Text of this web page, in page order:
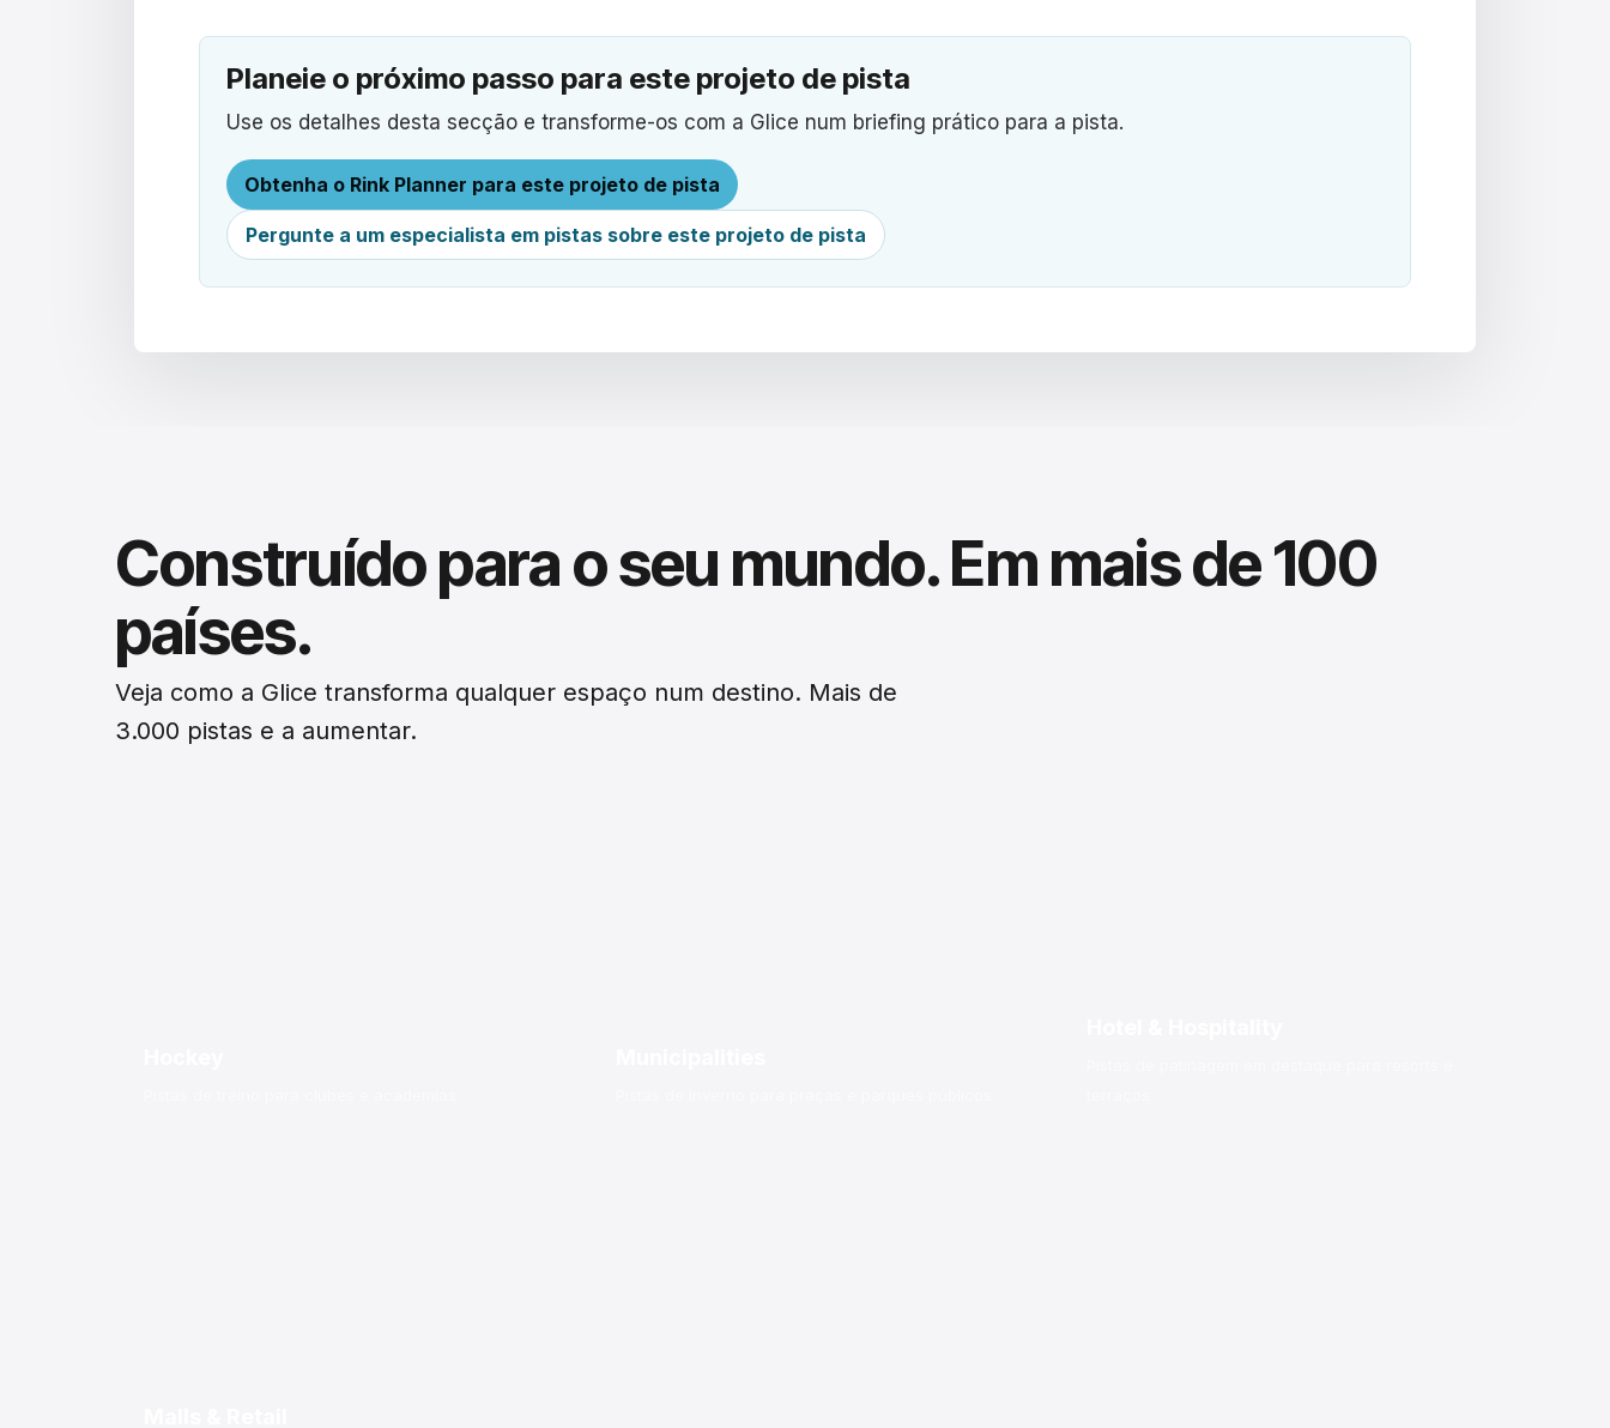
Planeie o próximo passo para este projeto de pista
Use os detalhes desta secção e transforme-os com a Glice num briefing prático para a pista.
Obtenha o Rink Planner para este projeto de pista
Pergunte a um especialista em pistas sobre este projeto de pista
Construído para o seu mundo. Em mais de 100
países.
Veja como a Glice transforma qualquer espaço num destino. Mais de
3.000 pistas e a aumentar.